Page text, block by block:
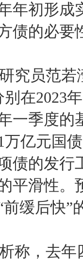
年初形
债的必要
究员范
在2023
一季度的
亿元国
债的发行
平滑性。
缓后快”
称，去